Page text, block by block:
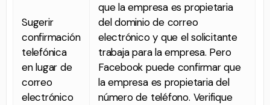
Sugerir
confirmación
telefónica
en lugar de
correo
electrónico
que la empresa es propietaria
del dominio de correo
electrónico y que el solicitante
trabaja para la empresa. Pero
Facebook puede confirmar que
la empresa es propietaria del
número de teléfono. Verifique